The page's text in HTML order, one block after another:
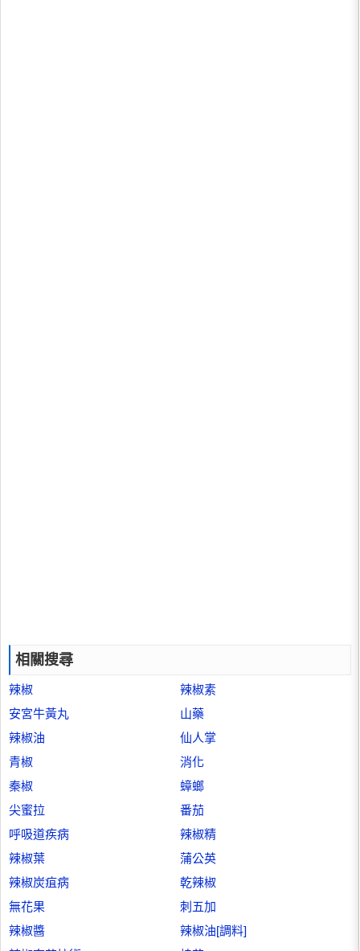
相關搜尋
辣椒
辣椒素
安宮牛黃丸
山藥
辣椒油
仙人掌
青椒
消化
秦椒
蟑螂
尖蜜拉
番茄
呼吸道疾病
辣椒精
辣椒葉
蒲公英
辣椒炭疽病
乾辣椒
無花果
刺五加
辣椒醬
辣椒油[調料]